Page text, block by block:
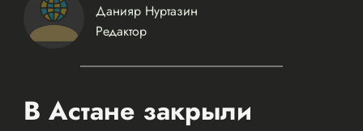
Данияр Нуртазин
Редактор
В Астане закрыли